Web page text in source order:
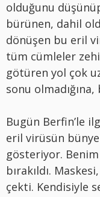
olduğunu
bürünen, dahil
dönüşen bu eril
tüm cümleler
götüren yol çok
sonu olmadığına,
Bugün Berfin’le
eril virüsün
gösteriyor.
bırakıldı.
çekti. Kendisiyle